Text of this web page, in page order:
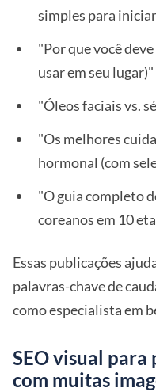
simples para
"Por que você
usar em seu lugar)"
"Óleos faciais vs.
"Os melhores
hormonal (com
"O guia completo
coreanos em 10
Essas publicações
palavras-chave de
como especialista em
SEO visual para
com muitas